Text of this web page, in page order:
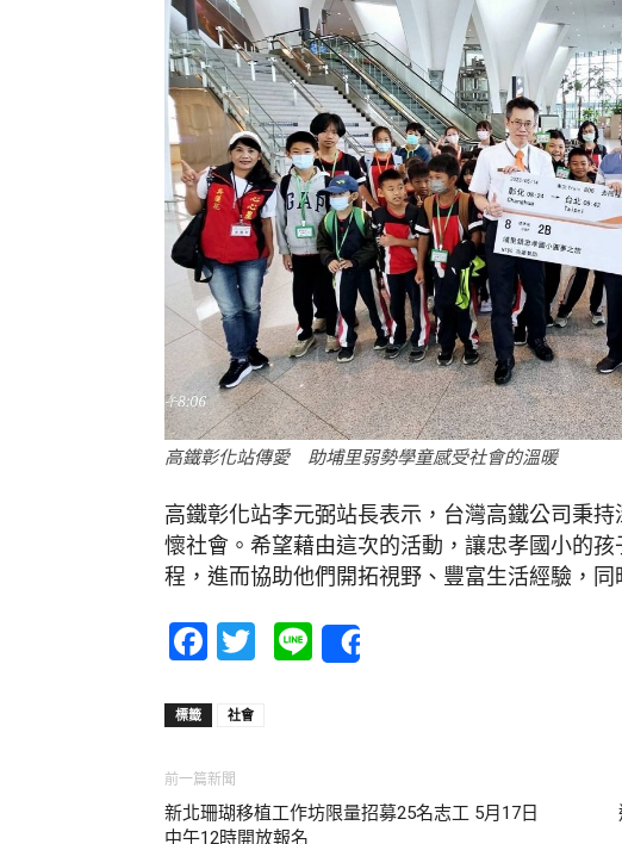
高鐵彰化站傳愛 助埔里弱勢學童感受社會的溫暖
高鐵彰化站李元弼站長表示，台灣高鐵公司秉
懷社會。希望藉由這次的活動，讓忠孝國小的
程，進而協助他們開拓視野、豐富生活經驗，同
Facebook
Twitter
Line
標籤 社會
前一篇新聞
新北珊瑚移植工作坊限量招募25名志工 5月17日
中午12時開放報名